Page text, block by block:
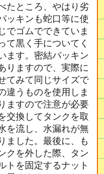
たところ、やはり劣
ッキンも蛇口等に使
でゴムでできていま
て黒く手についてく
ます。密結パッキン
りますので、実際に
てみて同じサイズで
違うものを使用しま
ますので注意が必要
交換してタンクを取
を流し、水漏れが無
ました。最後に、も
クを外した際、タン
トを固定するナット